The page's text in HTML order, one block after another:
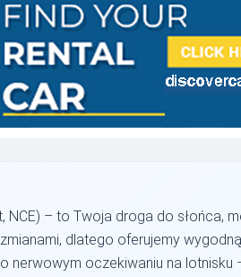
– to Twoja droga do słońca,
dlatego oferujemy
nerwowym oczekiwaniu na lotnisku